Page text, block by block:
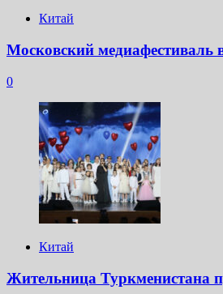
Китай
Московский медиафестиваль
0
Китай
Жительница Туркменистана